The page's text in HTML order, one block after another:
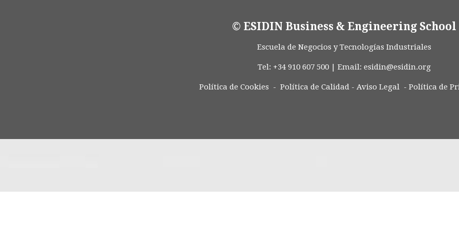
© ESIDIN Business & Engineering School
Escuela de Negocios y Tecnologías Industriales
Tel: +34 910 607 500 | Email: esidin@esidin.org
Política de Cookies - Política de Calidad- Aviso Legal- Política de